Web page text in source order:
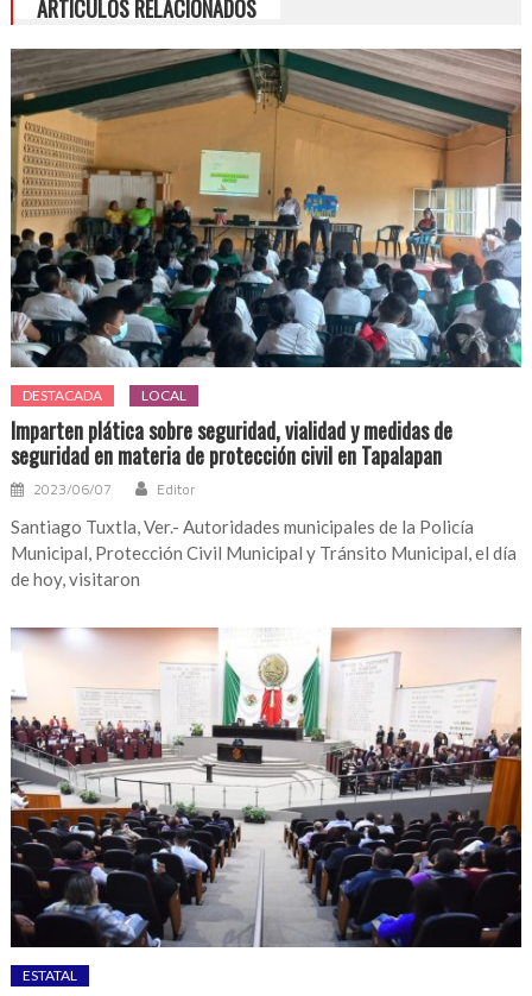
ARTÍCULOS RELACIONADOS
DESTACADA LOCAL
Imparten plática sobre seguridad, vialidad y medidas de
seguridad en materia de protección civil en Tapalapan
2023/06/07 Editor
Santiago Tuxtla, Ver.- Autoridades municipales de la Policía
Municipal, Protección Civil Municipal y Tránsito Municipal, el día
de hoy, visitaron
ESTATAL